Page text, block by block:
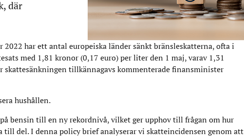
där
har ett antal europeiska länder sänkt bränsleskatterna, ofta i
med 1,81 kronor (0,17 euro) per liter den 1 maj, varav 1,31
tillkännagavs kommenterade finansminister
hushållen.
bensin till en ny rekordnivå, vilket ger upphov till frågan om hur
del. I denna policy brief analyserar vi skatteincidensen genom att